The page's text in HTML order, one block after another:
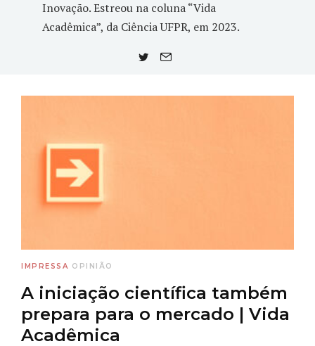
Inovação. Estreou na coluna “Vida
Acadêmica”, da Ciência UFPR, em 2023.
IMPRESSA OPINIÃO
A iniciação científica também
prepara para o mercado | Vida
Acadêmica